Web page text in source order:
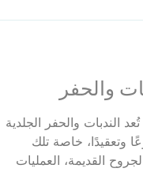
والحفر
الندبات والحفر الجلدية
وتعقيدًا، خاصة تلك
القديمة، العمليات